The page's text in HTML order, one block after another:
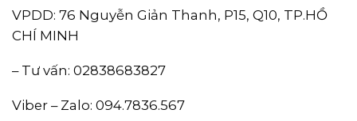
VPDD: 76 Nguyễn Giản Thanh, P15, Q10, TP.HỒ
CHÍ MINH
– Tư vấn: 02838683827
Viber – Zalo: 094.7836.567